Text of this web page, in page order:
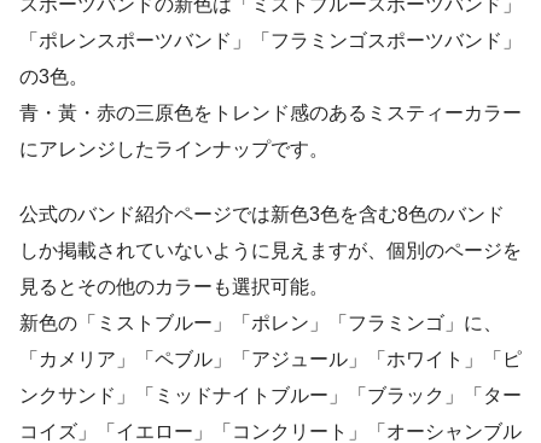
「ポレンスポーツバンド」「フラミンゴスポーツバンド」
の3色。
青・黃・赤の三原色をトレンド感のあるミスティーカラー
にアレンジしたラインナップです。
公式のバンド紹介ページでは新色3色を含む8色のバンド
しか掲載されていないように見えますが、個別のページを
見るとその他のカラーも選択可能。
新色の「ミストブルー」「ポレン」「フラミンゴ」に、
「カメリア」「ペブル」「アジュール」「ホワイト」「ピ
ンクサンド」「ミッドナイトブルー」「ブラック」「ター
コイズ」「イエロー」「コンクリート」「オーシャンブル